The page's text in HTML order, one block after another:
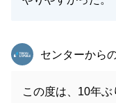
東急リバブル
センターから
この度は、10年